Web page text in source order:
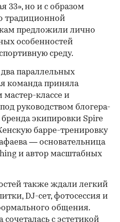
33», но и с образом
традиционной
предложили лично
особенностей
среду.
параллельных
команда приняла
мастер-классе и
руководством блогера-
бренда экипировки Spire
барре-тренировку
— основательница
и автор масштабных
также ждали легкий
DJ-сет, фотосессия и
общения.
с эстетикой